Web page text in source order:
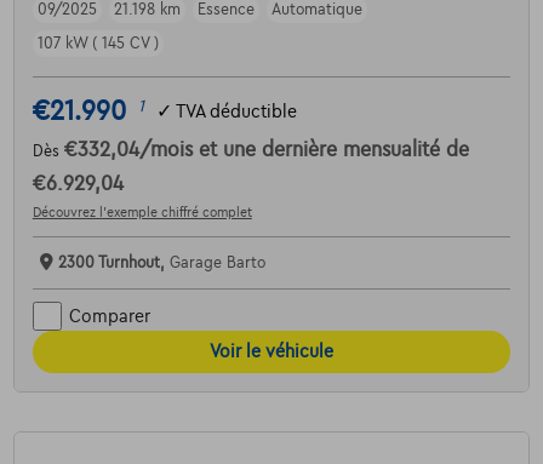
09/2025
21.198 km Essence
Automatique
107 kW ( 145 CV )
€21.990 1 ✓ TVA déductible
Dès €332,04/mois et une dernière mensualité de
€6.929,04
Découvrez l’exemple chiffré complet
2300 Turnhout, Garage Barto
Comparer
Voir le véhicule